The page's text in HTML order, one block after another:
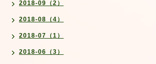
2018-09（2）
2018-08（4）
2018-07（1）
2018-06（3）